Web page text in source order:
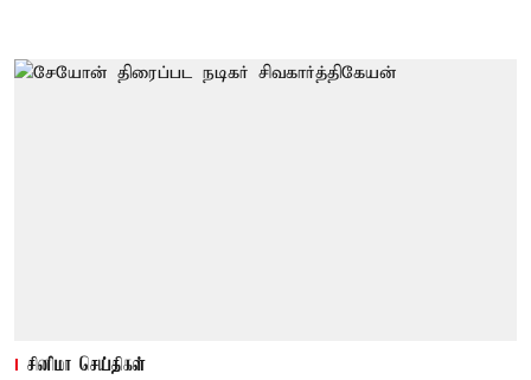
சினிமா செய்திகள்